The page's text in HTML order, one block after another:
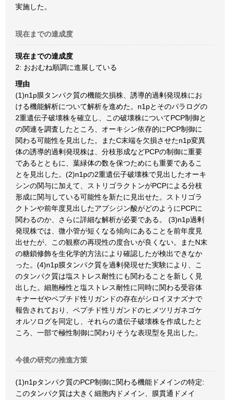
実施した。
現在までの達成度
現在までの達成度
2: おおむね順調に進展している
理由
(1)n1p膜タンパク質の機能欠損株、誘導的過剰発現株にお
ける機能解析について解析を進めた。n1pとそのパラログの
2重遺伝子破壊株を確立し、この破壊株についてPCP制御と
の関連を調査したところ、オーキシン依存的にPCP制御に
関わる可能性を見出した。またC末端を欠損させたn1p変異
体の誘導的過剰発現株は、分枝形成などPCPの制御に重要
であるとともに、葉緑体の数を保つためにも重要であるこ
とを見出した。(2)n1pの2重遺伝子破壊株で見出したオーキ
シンの関与に加えて、ストリゴラクトンがPCPによる分枝
形成に関与している可能性を新たに見出せた。ストリゴラ
クトンや前年度見出したアブシジン酸がどのようにPCPに
関わるのか、さらに詳細な解析が必要である。 (3)n1p過剰
発現株では、微小管が短くなる傾向にあることを前年度見
出せたが、この観察の再現性の度合いが良くない。またN末
の糖鎖修飾を生化学的方法により確認したが検出できなか
った。(4)n1p膜タンパク質を過剰発現せた実験により、こ
のタンパク質は塩ストレス耐性にも関わることを新しく見
出した。細胞極性と塩ストレス耐性に同時に関わる受容体
キナーゼやペプチド性リガンドの存在がシロイヌナズナで
報告されており、ペプチド性リガンドのヒメツリガネゴケ
オルソログを同定し、それらの遺伝子破壊株を作成したと
ころ、一部で極性制御に関わりそうな表現型を見出した。
今後の研究の推進方策
(1)n1pタンパク質のPCP制御に関わる機能ドメインの特定:
このタンパク質は大きく細胞内ドメイン、膜貫通ドメイ